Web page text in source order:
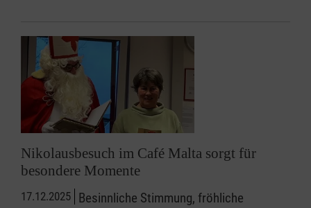
Nikolausbesuch im Café Malta sorgt für
besondere Momente
17.12.2025 Besinnliche Stimmung, fröhliche